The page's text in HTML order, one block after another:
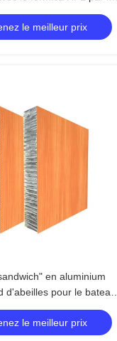
chaud de PUR
le meilleur prix
en aluminium
d'abeilles pour le bateau
d'expédition
le meilleur prix